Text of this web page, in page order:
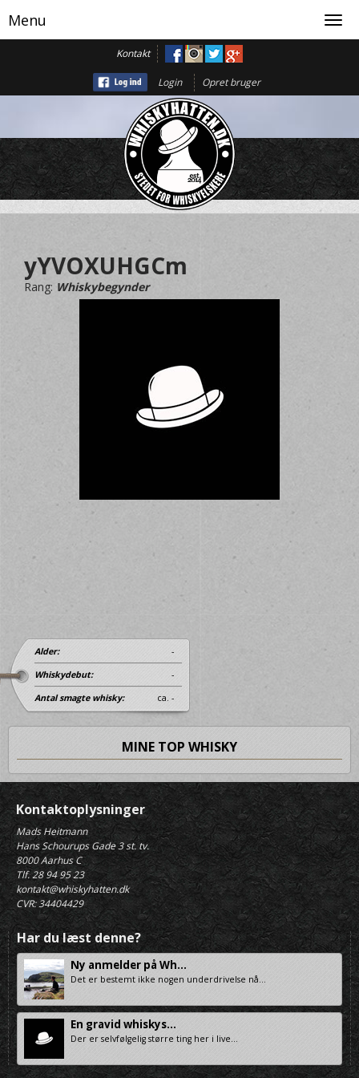
Kontakt
Login Opret bruger
Menu
yYVOXUHGCm
Rang: Whiskybegynder
Alder: -
Whiskydebut: -
Antal smagte whisky: ca. -
MINE TOP WHISKY
Kontaktoplysninger
Mads Heitmann
Hans Schourups Gade 3 st. tv.
8000 Aarhus C
Tlf. 28 94 95 23
kontakt@whiskyhatten.dk
CVR: 34404429
Har du læst denne?
Ny anmelder på Wh...
Det er bestemt ikke nogen underdrivelse nå...
En gravid whiskys...
Der er selvfølgelig større ting her i live...